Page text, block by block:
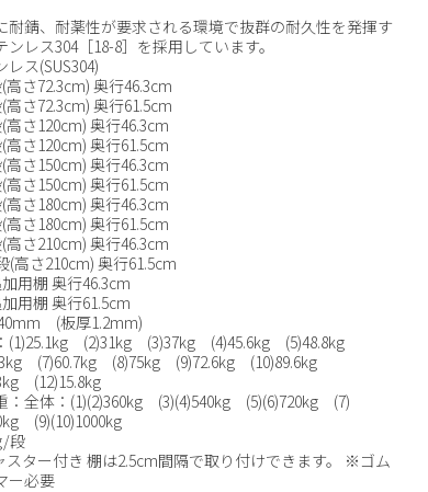
耐錆、耐薬性が要求される環境で抜群の耐久性を発揮す
ンレス304［18-8］を採用しています。
レス(SUS304)
高さ72.3cm) 奥行46.3cm
高さ72.3cm) 奥行61.5cm
高さ120cm) 奥行46.3cm
高さ120cm) 奥行61.5cm
高さ150cm) 奥行46.3cm
高さ150cm) 奥行61.5cm
高さ180cm) 奥行46.3cm
高さ180cm) 奥行61.5cm
高さ210cm) 奥行46.3cm
(高さ210cm) 奥行61.5cm
加用棚 奥行46.3cm
加用棚 奥行61.5cm
(板厚1.2mm)
(1)25.1kg (2)31kg (3)37kg (4)45.6kg (5)48.8kg
(7)60.7kg (8)75kg (9)72.6kg (10)89.6kg
(12)15.8kg
：全体：(1)(2)360kg (3)(4)540kg (5)(6)720kg (7)
(9)(10)1000kg
段
スター付き 棚は2.5cm間隔で取り付けできます。 ※ゴム
ー必要